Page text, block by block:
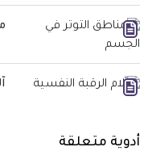
أدوية متعلقة